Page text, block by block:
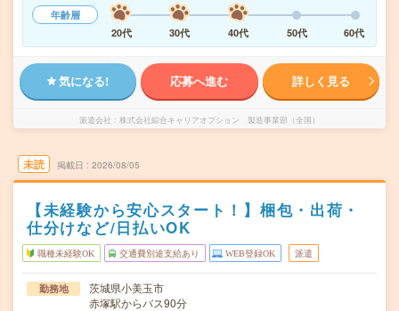
年齢層
20代
30代 40代 50代 60代
気になる! 応募へ進む 詳しく見る
派遣会社 株式会社綜合キャリアオプション 製造事業部（全国）
未読 掲載日 2026/08/05
【未経験から安心スタート！】梱包・出荷・
仕分けなど/日払いOK
職種未経験OK 交通費別途支給あり WEB登録OK 派遣
勤務地
茨城県小美玉市
赤塚駅からバス90分